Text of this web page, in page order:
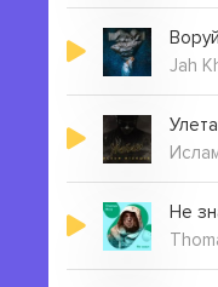
Jah
Не